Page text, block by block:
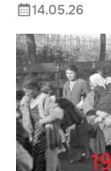
14.05.26